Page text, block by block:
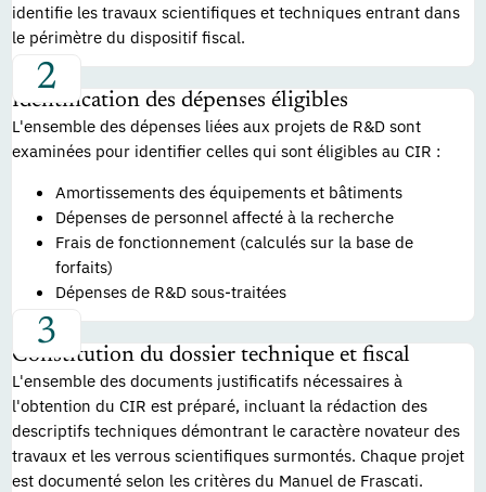
identifie les travaux scientifiques et techniques entrant dans
le périmètre du dispositif fiscal.
Identification des dépenses éligibles
L'ensemble des dépenses liées aux projets de R&D sont
examinées pour identifier celles qui sont éligibles au CIR :
Amortissements des équipements et bâtiments
Dépenses de personnel affecté à la recherche
Frais de fonctionnement (calculés sur la base de
forfaits)
Dépenses de R&D sous-traitées
Constitution du dossier technique et fiscal
L'ensemble des documents justificatifs nécessaires à
l'obtention du CIR est préparé, incluant la rédaction des
descriptifs techniques démontrant le caractère novateur des
travaux et les verrous scientifiques surmontés. Chaque projet
est documenté selon les critères du Manuel de Frascati.